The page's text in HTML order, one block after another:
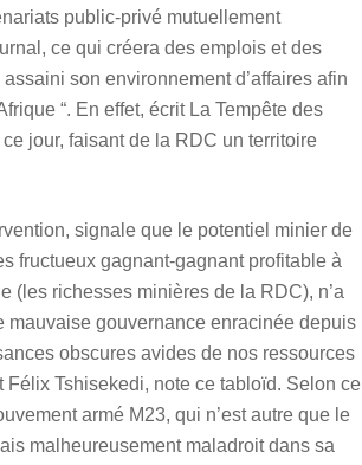
public-privé mutuellement
ce qui créera des emplois et des
son environnement d’affaires afin
“. En effet, écrit La Tempête des
jour, faisant de la RDC un territoire
signale que le potentiel minier de
fructueux gagnant-gagnant profitable à
(les richesses minières de la RDC), n’a
mauvaise gouvernance enracinée depuis
obscures avides de nos ressources
Félix Tshisekedi, note ce tabloïd. Selon ce
armé M23, qui n’est autre que le
malheureusement maladroit dans sa